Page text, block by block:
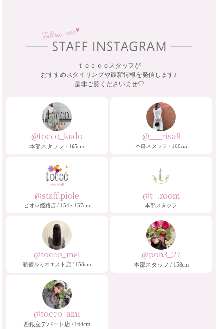
ｔｏｃｃｏスタッフが
おすすめスタイリングや最新情報を発信します♪
是非ご覧くださいませ♡
@tocco_kudo
本部スタッフ / 165cm
@___risa8
本部スタッフ / 160cm
@staff.piole
ピオレ姫路店 / 154～157cm
@t_.room
本部スタッフ
@tocco_mei
新宿ルミネエスト店 / 158cm
@pon3_27
本部スタッフ / 158cm
@tocco_ami
西銀座デパート店 / 164cm